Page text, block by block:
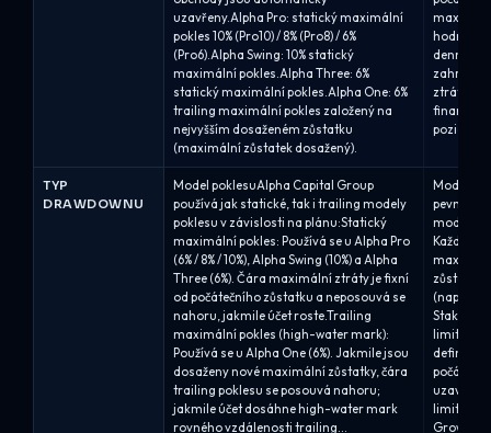
uzavřeny.Alpha Pro: statický maximální
pokles 10% (Pro10) / 8% (Pro8) / 6%
(Pro6).Alpha Swing: 10% statický
maximální pokles.Alpha Three: 6%
statický maximální pokles.Alpha One: 6%
trailing maximální pokles založený na
nejvyšším dosaženém zůstatku
(maximální zůstatek dosažený).
hodnotící
denním
ztráta 6
pozice
TYP
DRAWDOWNU
Model poklesuAlpha Capital Group
používá jak statické, tak i trailing modely
poklesu v závislosti na plánu:Statický
maximální pokles: Používá se u Alpha Pro
(6% / 8% / 10%), Alpha Swing (10%) a Alpha
Three (6%). Čára maximální ztráty je fixní
od počátečního zůstatku a neposouvá se
nahoru, jakmile účet roste.Trailing
maximální pokles (high-water mark):
Používá se u Alpha One (6%). Jakmile jsou
dosaženy nové maximální zůstatky, čára
trailing poklesu se posouvá nahoru;
jakmile účet dosáhne high-water mark
rovného vzdálenosti trailing...
Model
pevné
modelů
Každý
zůstatku
(např. 5
Stakes, 6
limity:
limity
Growth